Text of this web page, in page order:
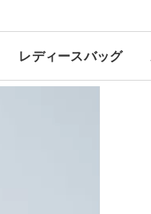
レディースバッグ